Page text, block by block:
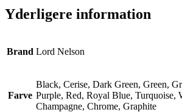
Yderligere information
Brand Lord Nelson
Farve
Black, Cerise, Dark Green, Green,
Purple, Red, Royal Blue, Turquoise,
Champagne, Chrome, Graphite